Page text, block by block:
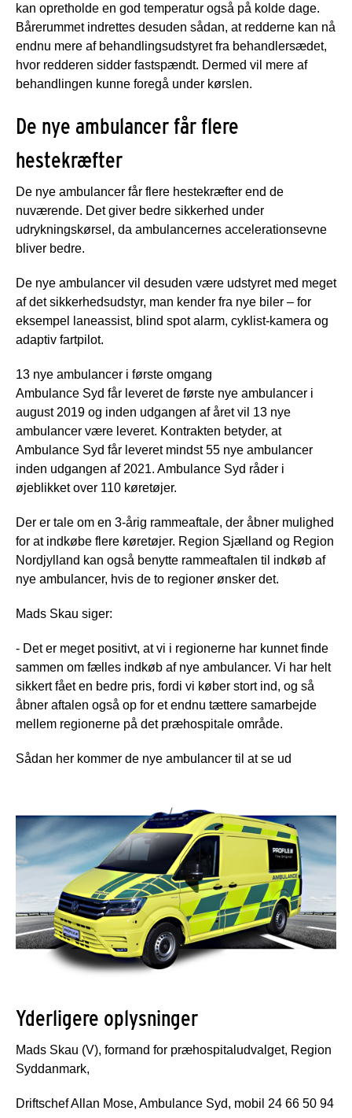
kan opretholde en god temperatur også på kolde dage.
Bårerummet indrettes desuden sådan, at redderne kan nå
endnu mere af behandlingsudstyret fra behandlersædet,
hvor redderen sidder fastspændt. Dermed vil mere af
behandlingen kunne foregå under kørslen.
De nye ambulancer får flere
hestekræfter
De nye ambulancer får flere hestekræfter end de
nuværende. Det giver bedre sikkerhed under
udrykningskørsel, da ambulancernes accelerationsevne
bliver bedre.
De nye ambulancer vil desuden være udstyret med meget
af det sikkerhedsudstyr, man kender fra nye biler – for
eksempel laneassist, blind spot alarm, cyklist-kamera og
adaptiv fartpilot.
13 nye ambulancer i første omgang
Ambulance Syd får leveret de første nye ambulancer i
august 2019 og inden udgangen af året vil 13 nye
ambulancer være leveret. Kontrakten betyder, at
Ambulance Syd får leveret mindst 55 nye ambulancer
inden udgangen af 2021. Ambulance Syd råder i
øjeblikket over 110 køretøjer.
Der er tale om en 3-årig rammeaftale, der åbner mulighed
for at indkøbe flere køretøjer. Region Sjælland og Region
Nordjylland kan også benytte rammeaftalen til indkøb af
nye ambulancer, hvis de to regioner ønsker det.
Mads Skau siger:
- Det er meget positivt, at vi i regionerne har kunnet finde
sammen om fælles indkøb af nye ambulancer. Vi har helt
sikkert fået en bedre pris, fordi vi køber stort ind, og så
åbner aftalen også op for et endnu tættere samarbejde
mellem regionerne på det præhospitale område.
Sådan her kommer de nye ambulancer til at se ud
Yderligere oplysninger
Mads Skau (V), formand for præhospitaludvalget, Region
Syddanmark,
Driftschef Allan Mose, Ambulance Syd, mobil 24 66 50 94